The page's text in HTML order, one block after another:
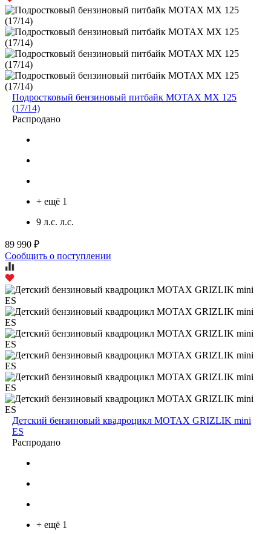
Подростковый бензиновый питбайк MOTAX MX 125
(17/14)
Распродано
+ ещё 1
9 л.с. л.с.
89 990 ₽
Сообщить о поступлении
Детский бензиновый квадроцикл MOTAX GRIZLIK mini
ES
Распродано
+ ещё 1